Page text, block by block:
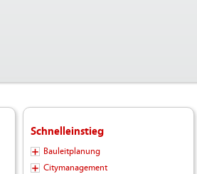
Schnelleinstieg
Bauleitplanung
Citymanagement